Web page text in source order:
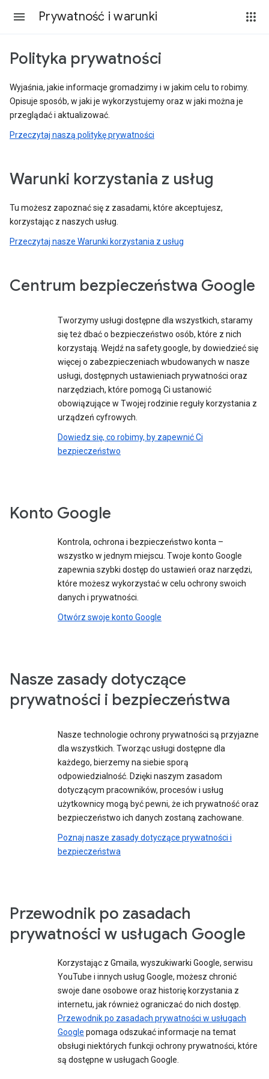
Prywatność i warunki
Polityka prywatności
Wyjaśnia, jakie informacje gromadzimy i w jakim celu to robimy.
Opisuje sposób, w jaki je wykorzystujemy oraz w jaki można je
przeglądać i aktualizować.
Przeczytaj naszą politykę prywatności
Warunki korzystania z usług
Tu możesz zapoznać się z zasadami, które akceptujesz,
korzystając z naszych usług.
Przeczytaj nasze Warunki korzystania z usług
Centrum bezpieczeństwa Google
Tworzymy usługi dostępne dla wszystkich, staramy
się też dbać o bezpieczeństwo osób, które z nich
korzystają. Wejdź na safety.google, by dowiedzieć się
więcej o zabezpieczeniach wbudowanych w nasze
usługi, dostępnych ustawieniach prywatności oraz
narzędziach, które pomogą Ci ustanowić
obowiązujące w Twojej rodzinie reguły korzystania z
urządzeń cyfrowych.
Dowiedz się, co robimy, by zapewnić Ci
bezpieczeństwo
Konto Google
Kontrola, ochrona i bezpieczeństwo konta –
wszystko w jednym miejscu. Twoje konto Google
zapewnia szybki dostęp do ustawień oraz narzędzi,
które możesz wykorzystać w celu ochrony swoich
danych i prywatności.
Otwórz swoje konto Google
Nasze zasady dotyczące
prywatności i bezpieczeństwa
Nasze technologie ochrony prywatności są przyjazne
dla wszystkich. Tworząc usługi dostępne dla
każdego, bierzemy na siebie sporą
odpowiedzialność. Dzięki naszym zasadom
dotyczącym pracowników, procesów i usług
użytkownicy mogą być pewni, że ich prywatność oraz
bezpieczeństwo ich danych zostaną zachowane.
Poznaj nasze zasady dotyczące prywatności i
bezpieczeństwa
Przewodnik po zasadach
prywatności w usługach Google
Korzystając z Gmaila, wyszukiwarki Google, serwisu
YouTube i innych usług Google, możesz chronić
swoje dane osobowe oraz historię korzystania z
internetu, jak również ograniczać do nich dostęp.
Przewodnik po zasadach prywatności w usługach
Google pomaga odszukać informacje na temat
obsługi niektórych funkcji ochrony prywatności, które
są dostępne w usługach Google.